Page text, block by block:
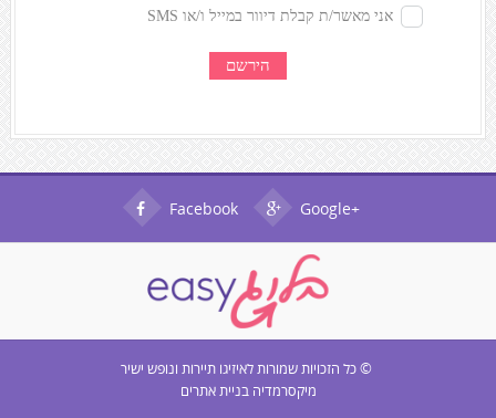
Facebook Google+
© כל הזכויות שמורות לאיזיגו תיירות ונופש ישיר
מיקסרמדיה בניית אתרים